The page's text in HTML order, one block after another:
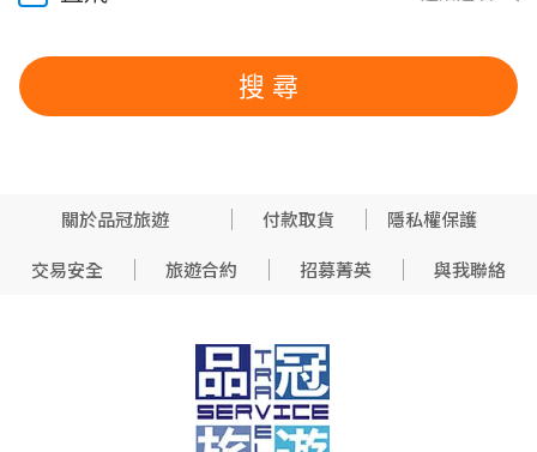
關於品冠旅遊 付款取貨
隱私權保護
交易安全
旅遊合約 招募菁英 與我聯絡